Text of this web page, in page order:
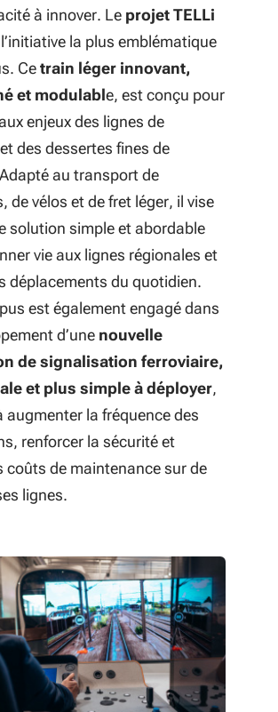
à innover. Le projet TELLi
la plus emblématique
Cetrain léger innovant,
et modulable, est conçu pour
enjeux des lignes de
des dessertes fines de
au transport de
de vélos et de fret léger, il vise
solution simple et abordable
vie aux lignes régionales et
déplacements du quotidien.
est également engagé dans
d’une nouvelle
de signalisation ferroviaire,
et plus simple à déployer,
augmenter la fréquence des
renforcer la sécurité et
coûts de maintenance sur de
lignes.